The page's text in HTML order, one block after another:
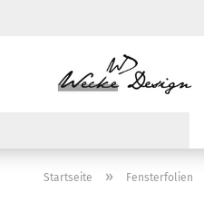
Startseite » Fensterfolien